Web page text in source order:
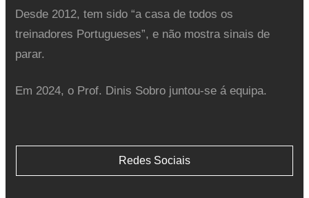
Desde 2012, tem sido “a casa de todos os
treinadores Portugueses”, e não mostra sinais de
parar.
Em 2024, o Prof. Dinis Sobro juntou-se á equipa.
Redes Sociais